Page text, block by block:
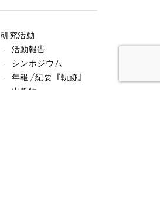
研究活動
- 活動報告
- シンポジウム
- 年報／紀要『軌跡』
- 出版物